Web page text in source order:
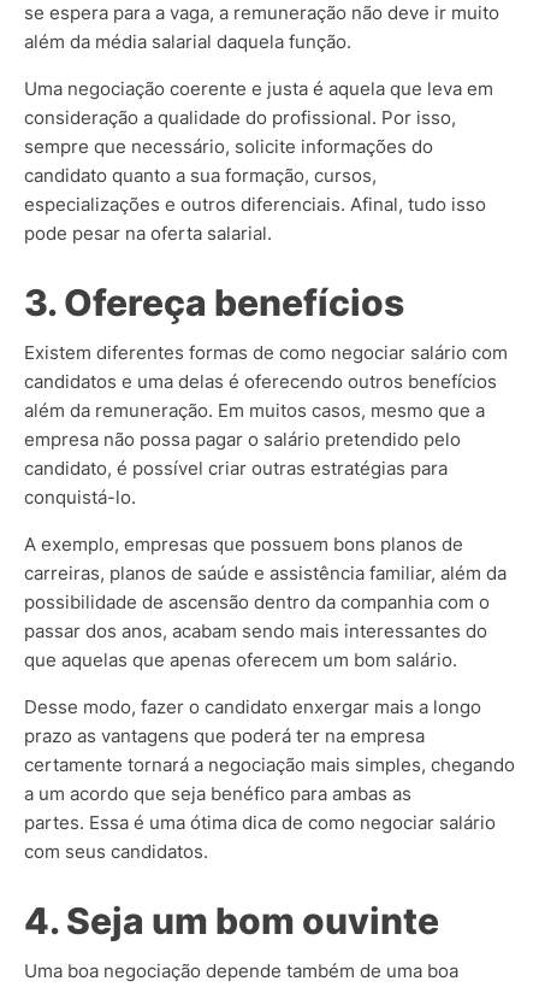
se espera para a vaga, a remuneração não deve ir muito
além da média salarial daquela função.
Uma negociação coerente e justa é aquela que leva em
consideração a qualidade do profissional. Por isso,
sempre que necessário, solicite informações do
candidato quanto a sua formação, cursos,
especializações e outros diferenciais. Afinal, tudo isso
pode pesar na oferta salarial.
3. Ofereça benefícios
Existem diferentes formas de como negociar salário com
candidatos e uma delas é oferecendo outros benefícios
além da remuneração. Em muitos casos, mesmo que a
empresa não possa pagar o salário pretendido pelo
candidato, é possível criar outras estratégias para
conquistá-lo.
A exemplo, empresas que possuem bons planos de
carreiras, planos de saúde e assistência familiar, além da
possibilidade de ascensão dentro da companhia com o
passar dos anos, acabam sendo mais interessantes do
que aquelas que apenas oferecem um bom salário.
Desse modo, fazer o candidato enxergar mais a longo
prazo as vantagens que poderá ter na empresa
certamente tornará a negociação mais simples, chegando
a um acordo que seja benéfico para ambas as
partes. Essa é uma ótima dica de como negociar salário
com seus candidatos.
4. Seja um bom ouvinte
Uma boa negociação depende também de uma boa